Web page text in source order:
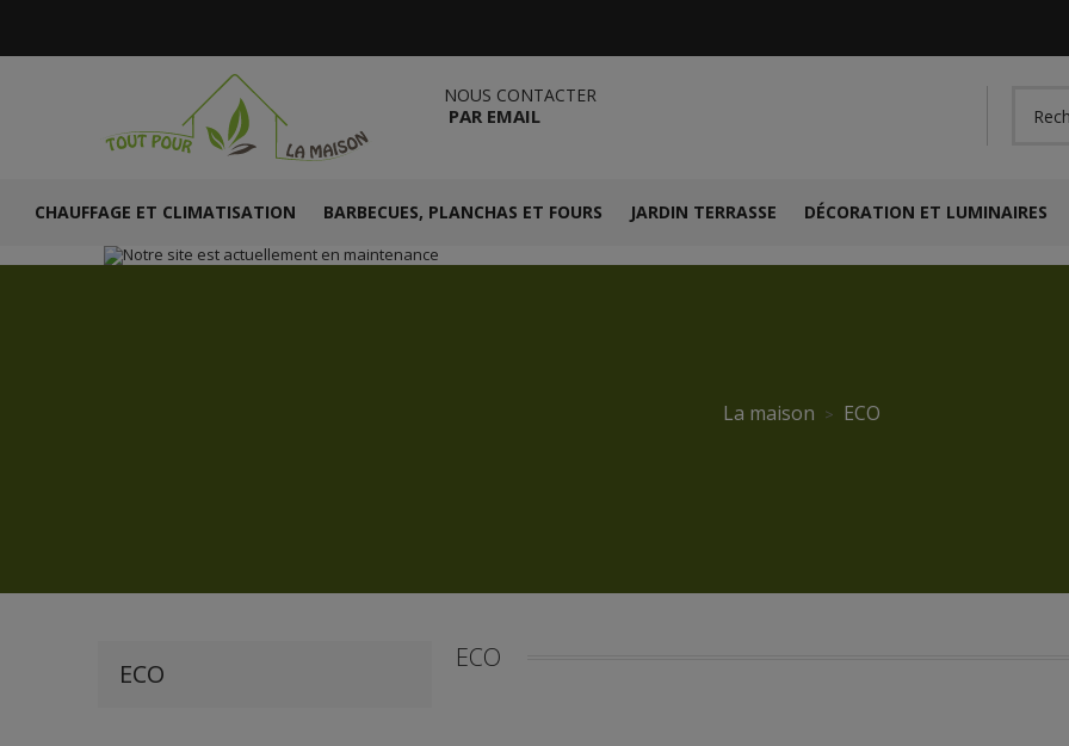
NOUS CONTACTER
PAR EMAIL
CHAUFFAGE ET CLIMATISATION BARBECUES, PLANCHAS ET FOURS JARDIN TERRASSE DÉCORATION ET LUMINAIRES
La maison ECO
ECO
ECO